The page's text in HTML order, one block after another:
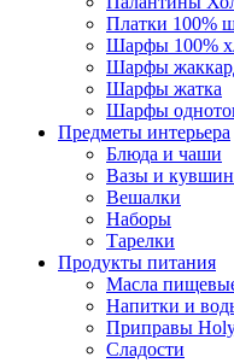
Платки 100%
Шарфы 100%
Шарфы
Шарфы жатка
Шарфы
Предметы интерьера
Блюда и чаши
Вазы и
Вешалки
Наборы
Тарелки
Продукты питания
Масла
Напитки и
Приправы
Сладости